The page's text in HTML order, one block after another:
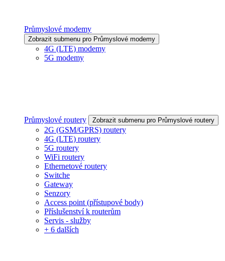
Průmyslové modemy
Zobrazit submenu pro Průmyslové modemy
4G (LTE) modemy
5G modemy
Průmyslové routery Zobrazit submenu pro Průmyslové routery
2G (GSM/GPRS) routery
4G (LTE) routery
5G routery
WiFi routery
Ethernetové routery
Switche
Gateway
Senzory
Access point (přístupové body)
Příslušenství k routerům
Servis - služby
+ 6 dalších